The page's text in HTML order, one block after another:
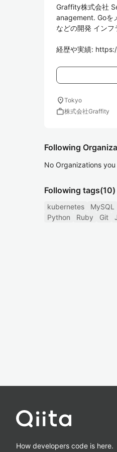
Graffity株式会社
anagement. Goを
などの開発 インフ
経歴や実績:
location_onTokyo
work株式会社Graffity
Following
No Organizations
Following tags(10)
kubernetes MySQL
Python
Ruby Git
How developers code is here.